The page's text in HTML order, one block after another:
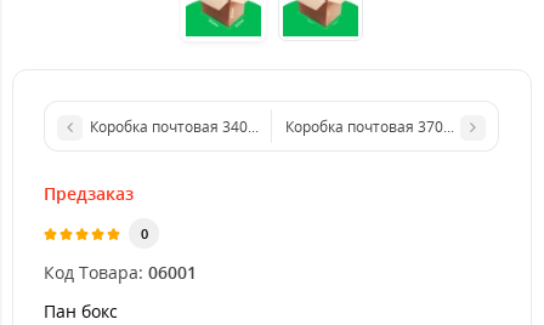
Коробка почтовая 340*240*100 (до 2кг) бурая. GFR
Коробка почтовая 370*180*120
Предзаказ
0
Код Товара: 06001
Пан бокс